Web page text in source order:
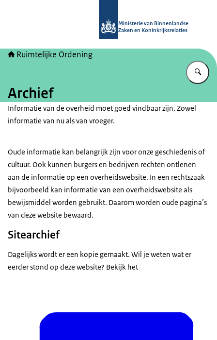
Ministerie van Binnenlandse
Zaken en Koninkrijksrelaties
Ruimtelijke Ordening
Archief
Informatie van de overheid moet goed vindbaar zijn. Zowel
informatie van nu als van vroeger.
Oude informatie kan belangrijk zijn voor onze geschiedenis of
cultuur. Ook kunnen burgers en bedrijven rechten ontlenen
aan de informatie op een overheidswebsite. In een rechtszaak
bijvoorbeeld kan informatie van een overheidswebsite als
bewijsmiddel worden gebruikt. Daarom worden oude pagina’s
van deze website bewaard.
Sitearchief
Dagelijks wordt er een kopie gemaakt. Wil je weten wat er
eerder stond op deze website? Bekijk het